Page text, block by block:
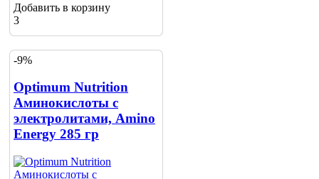
Добавить в корзину
3
-9%
Optimum Nutrition
Аминокислоты с
электролитами, Amino
Energy 285 гр